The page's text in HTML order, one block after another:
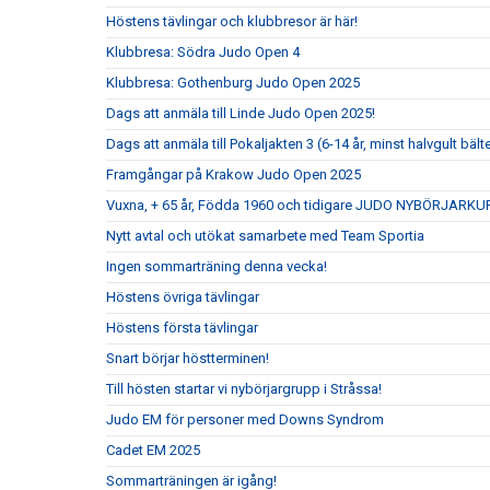
Höstens tävlingar och klubbresor är här!
Klubbresa: Södra Judo Open 4
Klubbresa: Gothenburg Judo Open 2025
Dags att anmäla till Linde Judo Open 2025!
Dags att anmäla till Pokaljakten 3 (6-14 år, minst halvgult
Framgångar på Krakow Judo Open 2025
Vuxna, + 65 år, Födda 1960 och tidigare JUDO
Nytt avtal och utökat samarbete med Team Sportia
Ingen sommarträning denna vecka!
Höstens övriga tävlingar
Höstens första tävlingar
Snart börjar höstterminen!
Till hösten startar vi nybörjargrupp i Stråssa!
Judo EM för personer med Downs Syndrom
Cadet EM 2025
Sommarträningen är igång!